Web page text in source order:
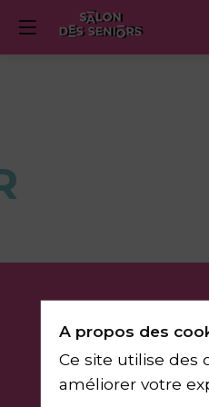
du 11 au 14
A propos des
Ce site utilise des
améliorer votre